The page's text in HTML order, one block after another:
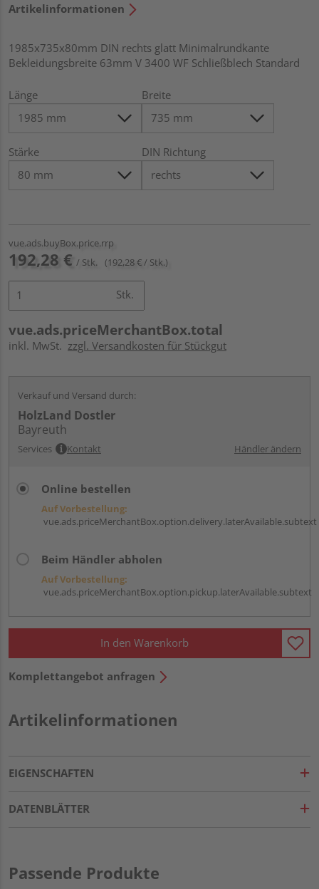
Artikelinformationen
1985x735x80mm DIN rechts glatt Minimalrundkante
Bekleidungsbreite 63mm V 3400 WF Schließblech Standard
Länge Breite
Stärke DIN Richtung
vue.ads.buyBox.price.rrp
192,28 € / Stk. (192,28 € / Stk.)
Stk.
vue.ads.priceMerchantBox.total
inkl. MwSt. zzgl. Versandkosten für Stückgut
Verkauf und Versand durch:
HolzLand Dostler
Bayreuth
Services Kontakt Händler ändern
Online bestellen
Auf Vorbestellung:
vue.ads.priceMerchantBox.option.delivery.laterAvailable.subtext
Beim Händler abholen
Auf Vorbestellung:
vue.ads.priceMerchantBox.option.pickup.laterAvailable.subtext
In den Warenkorb
Komplettangebot anfragen
Artikelinformationen
EIGENSCHAFTEN
DATENBLÄTTER
Passende Produkte